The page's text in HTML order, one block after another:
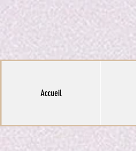
Accueil